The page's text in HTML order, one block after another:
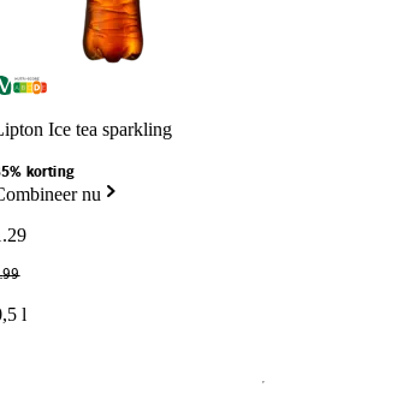
Ice tea sparkling
korting
nu
.29
.99
l